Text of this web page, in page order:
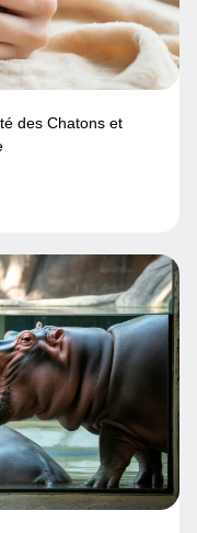
des Chatons et